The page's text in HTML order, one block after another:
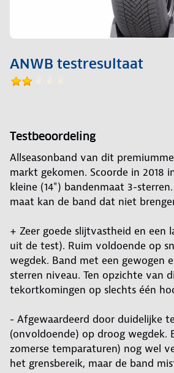
ANWB testresultaat
Testbeoordeling
Allseasonband van dit
markt gekomen. Scoorde in 2018
kleine (14") bandenmaat 3-
maat kan de band dat niet
+ Zeer goede slijtvastheid en een
uit de test). Ruim voldoende op
wegdek. Band met een gewogen
sterren niveau. Ten opzichte van
tekortkomingen op slechts één
- Afgewaardeerd door duidelijke
(onvoldoende) op droog wegdek.
zomerse temparaturen) nog wel
het grensbereik, maar de band